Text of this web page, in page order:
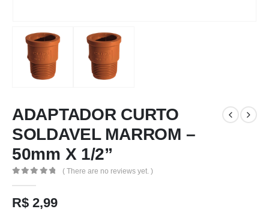
ADAPTADOR CURTO
SOLDAVEL MARROM –
50mm X 1/2”
( There are no reviews yet. )
R$ 2,99